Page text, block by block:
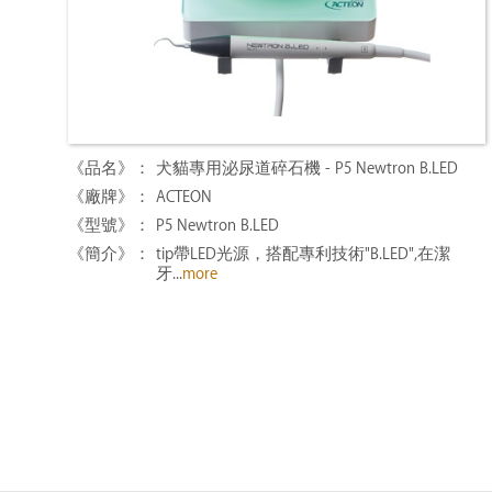
犬貓專用泌尿道碎石機 - P5 Newtron B.LED
ACTEON
P5 Newtron B.LED
tip帶LED光源，搭配專利技術"B.LED",在潔
牙...more